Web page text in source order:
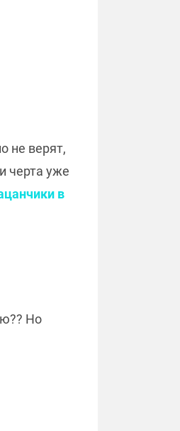
не верят,
черта уже
в
Но